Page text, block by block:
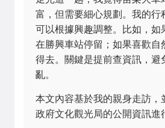
富，但需要細心規劃。我的行
可以根據興趣調整。比如，如
在勝興車站停留；如果喜歡自
得去。關鍵是提前查資訊，避
亂。
本文內容基於我的親身走訪，
政府文化觀光局的公開資訊進